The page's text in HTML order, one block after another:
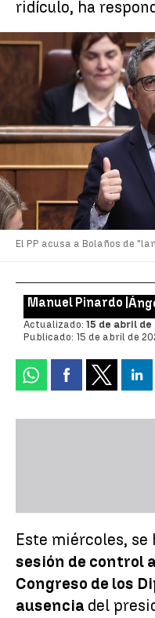
ridículo, ha
El PP acusa a Bolaños de
Manuel Pinardo |
Actualizado: 15 de abril de
Publicado: 15 de abril de
Este miércoles,
sesión de control
Congreso de los
ausencia del